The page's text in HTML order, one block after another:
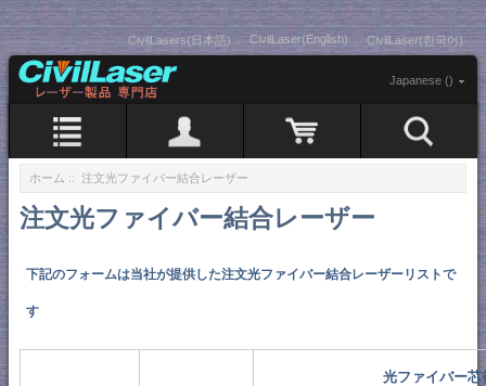
CivilLasers(日本語) CivilLaser(English) CivilLaser(한국어)
Japanese ()
ホーム :: 注文光ファイバー結合レーザー
注文光ファイバー結合レーザー
下記のフォームは当社が提供した注文光ファイバー結合レーザーリストで
す
光ファイバー芯